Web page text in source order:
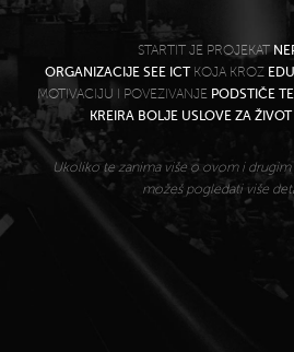
STARTIT JE PROJEKAT
ORGANIZACIJE SEE ICTKOJA KROZ
MOTIVACIJU I POVEZIVANJE PODSTIČE
KREIRA BOLJE USLOVE ZA
Ukoliko te zanima više o ovom i
možeš pogledati više